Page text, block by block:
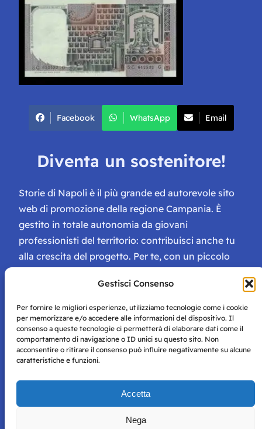
Gestisci Consenso
Per fornire le migliori esperienze, utilizziamo tecnologie come i cookie
per memorizzare e/o accedere alle informazioni del dispositivo. Il
consenso a queste tecnologie ci permetterà di elaborare dati come il
comportamento di navigazione o ID unici su questo sito. Non
acconsentire o ritirare il consenso può influire negativamente su alcune
caratteristiche e funzioni.
Accetta
Nega
Facebook WhatsApp Email
Diventa un sostenitore!
Storie di Napoli è il più grande ed autorevole sito
web di promozione della regione Campania. È
gestito in totale autonomia da giovani
professionisti del territorio: contribuisci anche tu
alla crescita del progetto. Per te, con un piccolo
tessera di Storie Campane, libri e magazine gratis
e inviti ad eventi esclusivi!
Storie di Napoli è una testata registrata presso il tribunale di
per mero scopo didattico e informativo.